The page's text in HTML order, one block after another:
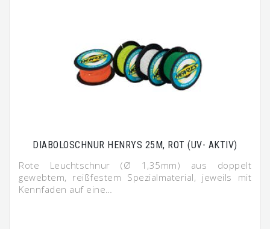
DIABOLOSCHNUR HENRYS 25M, ROT (UV- AKTIV)
Rote Leuchtschnur (Ø 1,35mm) aus doppelt
gewebtem, reißfestem Spezialmaterial, jeweils mit
Kennfaden auf eine…